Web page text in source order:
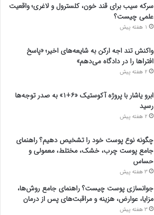
سرکه سیب برای قند خون، کلسترول و لاغری؛ واقعیت
علمی چیست؟
1 هفته پیش
واکنش تند اجه ارکن به شایعه‌های اخیر؛ «پاسخ
افتراها را در دادگاه می‌دهم»
2 هفته پیش
ابرو یاشار با پروژه آکوستیک «۶+۱» به صدر توجه‌ها
رسید
2 هفته پیش
چگونه نوع پوست خود را تشخیص دهیم؟ راهنمای
جامع پوست چرب، خشک، مختلط، معمولی و
حساس
3 هفته پیش
جوانسازی پوست چیست؟ راهنمای جامع روش‌ها،
مزایا، عوارض، هزینه و مراقبت‌های پس از درمان
3 هفته پیش